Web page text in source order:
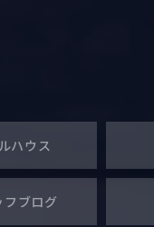
ハウス
フブログ